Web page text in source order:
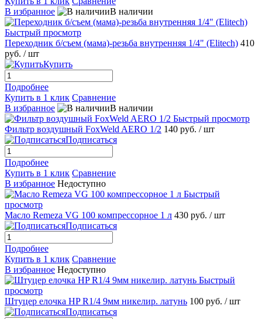
В избранное
В наличии
Быстрый просмотр
Переходник б/съем (мама)-резьба внутренняя 1/4" (Elitech) 410
руб. / шт
Купить
Подробнее
Купить в 1 клик Сравнение
В избранное
В наличии
Быстрый просмотр
Фильтр воздушный FoxWeld AERO 1/2 140 руб. / шт
Подписаться
Подробнее
Купить в 1 клик Сравнение
В избранное Недоступно
Быстрый
просмотр
Масло Remeza VG 100 компрессорное 1 л 430 руб. / шт
Подписаться
Подробнее
Купить в 1 клик Сравнение
В избранное Недоступно
Быстрый
просмотр
Штуцер елочка HP R1/4 9мм никелир. латунь 100 руб. / шт
Подписаться